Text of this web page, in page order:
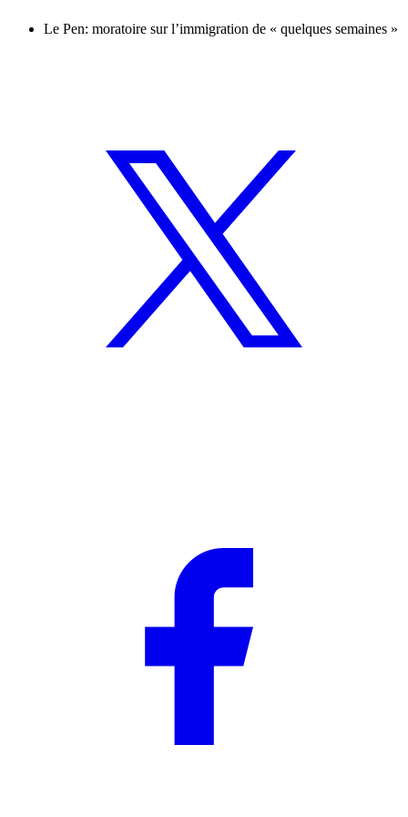
Le Pen: moratoire sur l’immigration de « quelques semaines »